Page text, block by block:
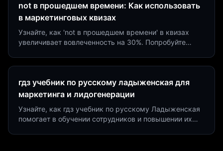
not в прошедшем времени: Как использовать
в маркетинговых квизах
Узнайте, как 'not в прошедшем времени' в квизах
увеличивает вовлеченность на 30%. Попробуйте
гдз учебник по русскому ладыженская для
маркетинга и лидогенерации
Узнайте, как гдз учебник по русскому Ладыженская
помогает в обучении сотрудников и повышении их